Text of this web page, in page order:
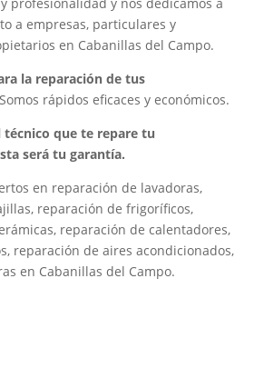
a empresas, particulares y
en Cabanillas del Campo.
la reparación de tus
rápidos eficaces y económicos.
que te repare tu
será tu garantía.
en reparación de lavadoras,
reparación de frigoríficos,
reparación de calentadores,
reparación de aires acondicionados,
en Cabanillas del Campo.